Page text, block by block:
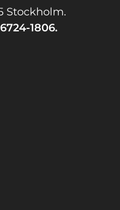
Stockholm.
1806.